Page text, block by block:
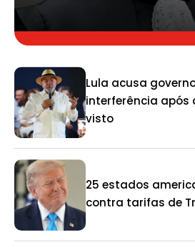
Lula acusa
interferência após
visto
25 estados
contra tarifas de